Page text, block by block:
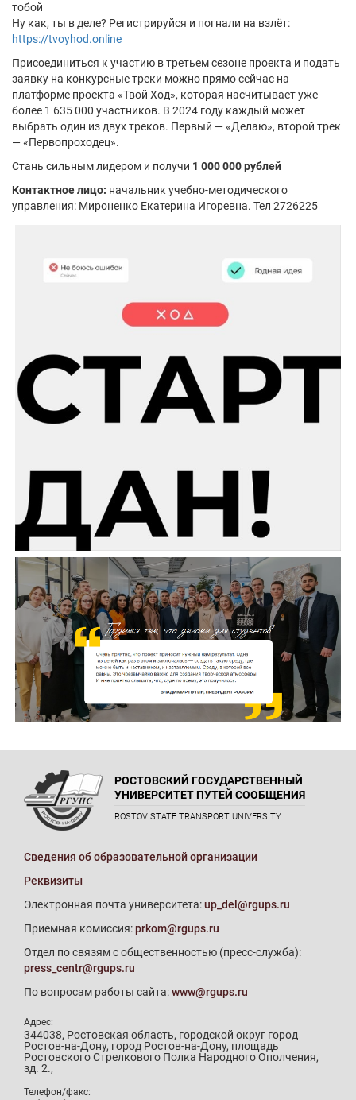
тобой
Ну как, ты в деле? Регистрируйся и погнали на взлёт:
https://tvoyhod.online
Присоединиться к участию в третьем сезоне проекта и подать
заявку на конкурсные треки можно прямо сейчас на
платформе проекта «Твой Ход», которая насчитывает уже
более 1 635 000 участников. В 2024 году каждый может
выбрать один из двух треков. Первый — «Делаю», второй трек
— «Первопроходец».
Стань сильным лидером и получи 1 000 000 рублей
Контактное лицо: начальник учебно-методического
управления: Мироненко Екатерина Игоревна. Тел 2726225
РОСТОВСКИЙ ГОСУДАРСТВЕННЫЙ
УНИВЕРСИТЕТ ПУТЕЙ СООБЩЕНИЯ
ROSTOV STATE TRANSPORT UNIVERSITY
Сведения об образовательной организации
Реквизиты
Электронная почта университета:up_del@rgups.ru
Приемная комиссия:prkom@rgups.ru
Отдел по связям с общественностью (пресс-служба):
press_centr@rgups.ru
По вопросам работы сайта:www@rgups.ru
Адрес:
344038, Ростовская область, городской округ город
Ростов-на-Дону, город Ростов-на-Дону, площадь
Ростовского Стрелкового Полка Народного Ополчения,
зд. 2.,
Телефон/факс: